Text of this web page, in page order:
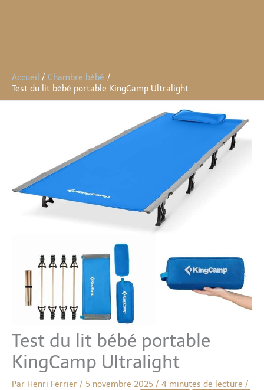
Accueil
Chambre bébé
Test du lit bébé portable KingCamp Ultralight
Test du lit bébé portable
KingCamp Ultralight
Par Henri Ferrier / 5 novembre 2025 / 4 minutes de lecture /